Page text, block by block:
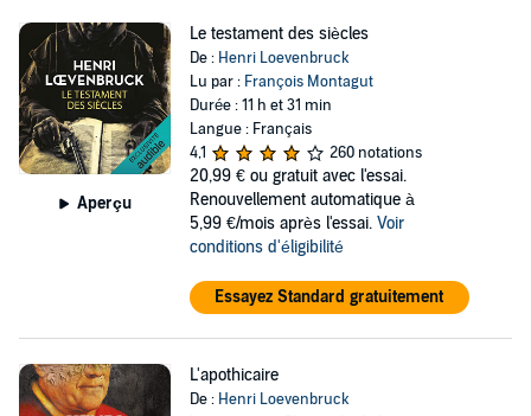
Aperçu
Le testament des siècles
De : Henri Loevenbruck
Lu par : François Montagut
Durée : 11 h et 31 min
Langue : Français
4,1
260 notations
20,99 € ou gratuit avec l'essai.
Renouvellement automatique à
5,99 €/mois après l'essai. Voir
conditions d'éligibilité
Essayez Standard gratuitement
L'apothicaire
De : Henri Loevenbruck